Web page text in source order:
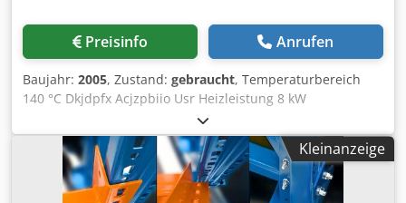
Preisinfo Anrufen
Baujahr: 2005, Zustand: gebraucht, Temperaturbereich
140 °C Dkjdpfx Acjzpbiio Usr Heizleistung 8 kW
Kühlleistung 30 kW Abmessung L-B-H 0,70x0,20x0,50 m
Maschinengewicht ca. 48 kg HB-Therm HB-140 U1 Serie 4
Temperiergerät – Wasser bis 140 °C --> Definition und
Aufbau
Kleinanzeige